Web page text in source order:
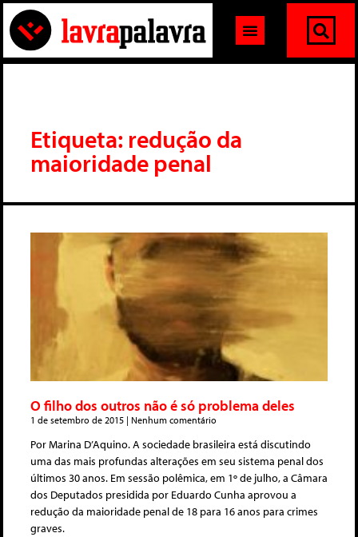
Etiqueta: redução da
maioridade penal
O filho dos outros não é só problema deles
1 de setembro de 2015 Nenhum comentário
Por Marina D’Aquino. A sociedade brasileira está discutindo
uma das mais profundas alterações em seu sistema penal dos
últimos 30 anos. Em sessão polêmica, em 1º de julho, a Câmara
dos Deputados presidida por Eduardo Cunha aprovou a
redução da maioridade penal de 18 para 16 anos para crimes
graves.